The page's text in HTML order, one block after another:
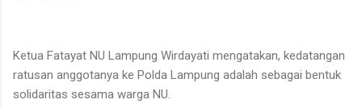
Ketua Fatayat NU Lampung Wirdayati mengatakan, kedatangan
ratusan anggotanya ke Polda Lampung adalah sebagai bentuk
solidaritas sesama warga NU.